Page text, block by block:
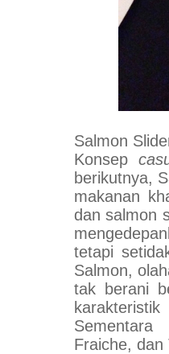
Salmon
Konsep
berikutnya,
makanan
dan salmon
tetapi
Salmon,
tak berani
Fraiche, dan